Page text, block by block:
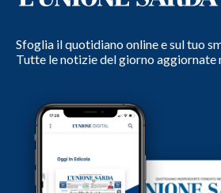
Sfoglia il quotidiano online e sul tuo
Tutte le notizie del giorno aggiornate